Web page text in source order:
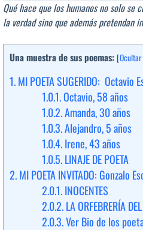
Qué hace que los humanos no solo se
la verdadsino que además pretendan
Una muestra de sus poemas: [
1.MI POETA SUGERIDO: Octavio
1.0.1.Octavio, 58 años
1.0.2.Amanda, 30 años
1.0.3.Alejandro, 5 años
1.0.4.Irene, 43 años
1.0.5.LINAJE DE POETA
2.MI POETA INVITADO: Gonzalo
2.0.1.INOCENTES
2.0.2.LA ORFEBRERÍA
2.0.3.Ver Bio de los